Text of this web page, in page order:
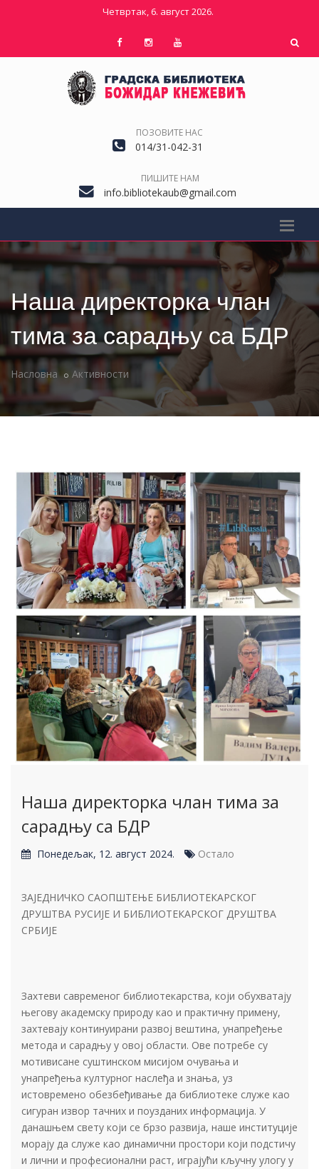
Четвртак, 6. август 2026.
ПОЗОВИТЕ НАС
014/31-042-31
ПИШИТЕ НАМ
info.bibliotekaub@gmail.com
Наша директорка члан
тима за сарадњу са БДР
Насловна Активности
Наша директорка члан тима за
сарадњу са БДР
Понедељак, 12. август 2024. Остало
ЗАЈЕДНИЧКО САОПШТЕЊЕ БИБЛИОТЕКАРСКОГ
ДРУШТВА РУСИЈЕ И БИБЛИОТЕКАРСКОГ ДРУШТВА
СРБИЈЕ
Захтеви савременог библиотекарства, који обухватају
његову академску природу као и практичну примену,
захтевају континуирани развој вештина, унапређење
метода и сарадњу у овој области. Ове потребе су
мотивисане суштинском мисијом очувања и
унапређења културног наслеђа и знања, уз
истовремено обезбеђивање да библиотеке служе као
сигуран извор тачних и поузданих информација. У
данашњем свету који се брзо развија, наше институције
морају да служе као динамични простори који подстичу
и лични и професионални раст, играјући кључну улогу у